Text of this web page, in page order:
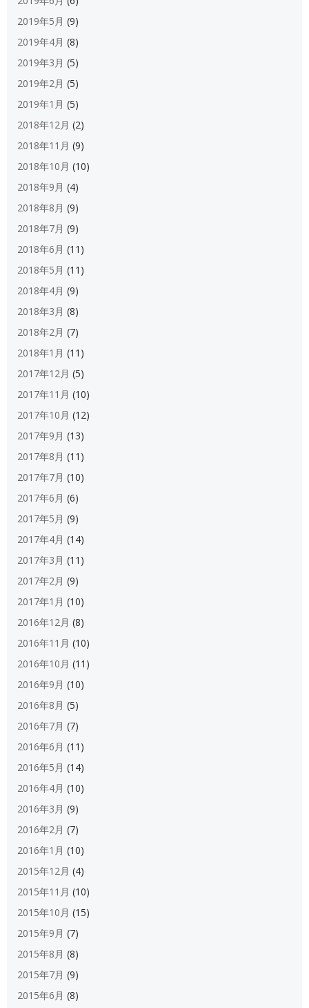
2019年5月 (9)
2019年4月 (8)
2019年3月 (5)
2019年2月 (5)
2019年1月 (5)
2018年12月 (2)
2018年11月 (9)
2018年10月 (10)
2018年9月 (4)
2018年8月 (9)
2018年7月 (9)
2018年6月 (11)
2018年5月 (11)
2018年4月 (9)
2018年3月 (8)
2018年2月 (7)
2018年1月 (11)
2017年12月 (5)
2017年11月 (10)
2017年10月 (12)
2017年9月 (13)
2017年8月 (11)
2017年7月 (10)
2017年6月 (6)
2017年5月 (9)
2017年4月 (14)
2017年3月 (11)
2017年2月 (9)
2017年1月 (10)
2016年12月 (8)
2016年11月 (10)
2016年10月 (11)
2016年9月 (10)
2016年8月 (5)
2016年7月 (7)
2016年6月 (11)
2016年5月 (14)
2016年4月 (10)
2016年3月 (9)
2016年2月 (7)
2016年1月 (10)
2015年12月 (4)
2015年11月 (10)
2015年10月 (15)
2015年9月 (7)
2015年8月 (8)
2015年7月 (9)
2015年6月 (8)